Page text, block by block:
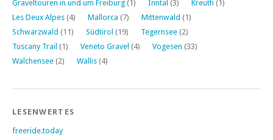
Graveltouren in und um Freiburg (1) Inntal (3) Kreuth (1)
Les Deux Alpes (4) Mallorca (7) Mittenwald (1)
Schwarzwald (11) Südtirol (19) Tegernsee (2)
Tuscany Trail (1) Veneto Gravel (4) Vogesen (33)
Walchensee (2) Wallis (4)
LESENWERTES
freeride.today